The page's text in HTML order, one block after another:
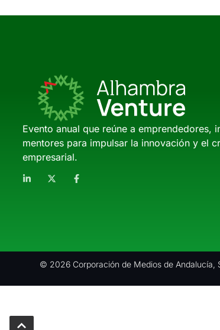
Evento anual que reúne a emprendedores,
mentores para impulsar la innovación y el
empresarial.
© 2026 Corporación de Medios de Andalucía,